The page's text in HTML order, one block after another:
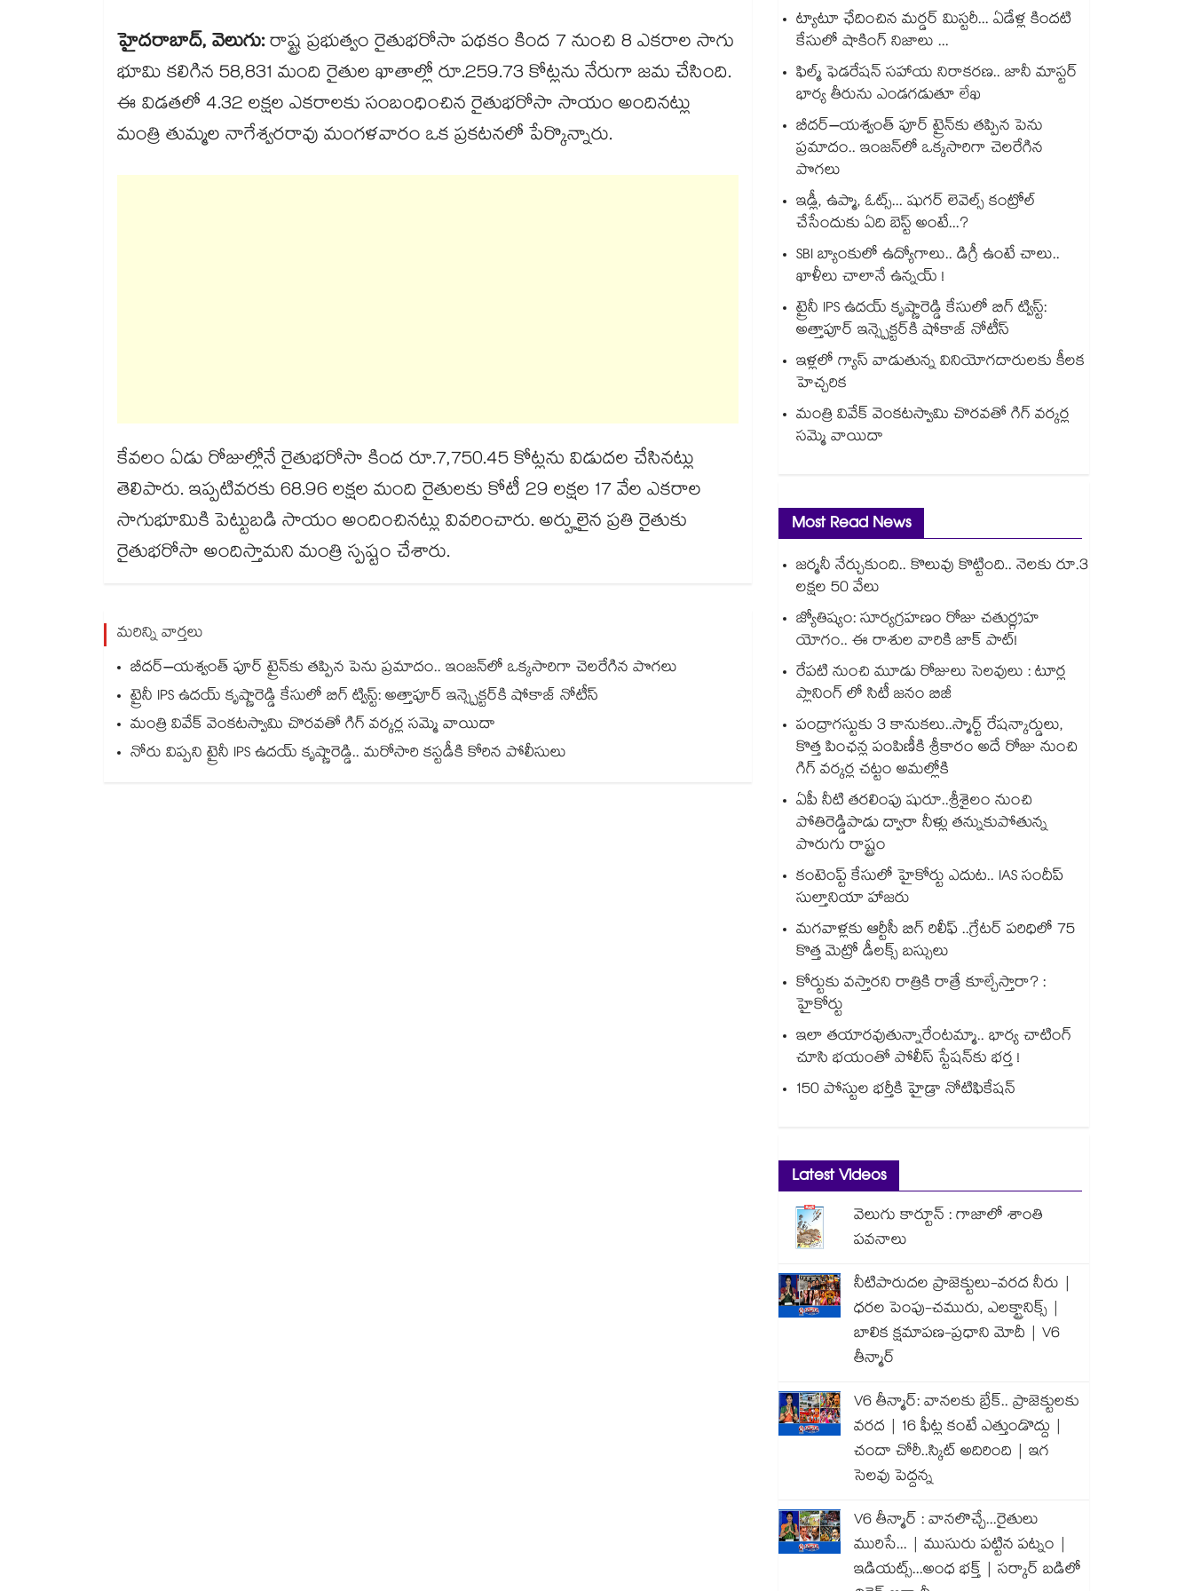
హైదరాబాద్, వెలుగు:రాష్ట్ర ప్రభుత్వం రైతుభరోసా పథకం కింద 7 నుంచి 8 ఎకరాల సాగు
భూమి కలిగిన 58,831 మంది రైతుల ఖాతాల్లో రూ.259.73 కోట్లను నేరుగా జమ చేసింది.
ఈ విడతలో 4.32 లక్షల ఎకరాలకు సంబంధించిన రైతుభరోసా సాయం అందినట్లు
మంత్రి తుమ్మల నాగేశ్వరరావు మంగళవారం ఒక ప్రకటనలో పేర్కొన్నారు.
కేవలం ఏడు రోజుల్లోనే రైతుభరోసా కింద రూ.7,750.45 కోట్లను విడుదల చేసినట్లు
తెలిపారు. ఇప్పటివరకు 68.96 లక్షల మంది రైతులకు కోటీ 29 లక్షల 17 వేల ఎకరాల
సాగుభూమికి పెట్టుబడి సాయం అందించినట్లు వివరించారు. అర్హులైన ప్రతి రైతుకు
రైతుభరోసా అందిస్తామని మంత్రి స్పష్టం చేశారు.
మరిన్ని వార్తలు
బీదర్–యశ్వంత్ పూర్ ట్రైన్‎కు తప్పిన పెను ప్రమాదం.. ఇంజన్‎లో ఒక్కసారిగా చెలరేగిన పొగలు
ట్రైనీ IPS ఉదయ్ కృష్ణారెడ్డి కేసులో బిగ్ ట్విస్ట్: అత్తాపూర్ ఇన్స్పెక్టర్‎కి షోకాజ్ నోటీస్
మంత్రి వివేక్ వెంకటస్వామి చొరవతో గిగ్ వర్కర్ల సమ్మె వాయిదా
నోరు విప్పని ట్రైనీ IPS ఉదయ్ కృష్ణారెడ్డి.. మరోసారి కస్టడీకి కోరిన పోలీసులు
ట్యాటూ ఛేదించిన మర్డర్ మిస్టరీ... ఏడేళ్ల కిందటి
కేసులో షాకింగ్ నిజాలు ...
ఫిల్మ్ ఫెడరేషన్ సహాయ నిరాకరణ.. జానీ మాస్టర్
భార్య తీరును ఎండగడుతూ లేఖ
బీదర్–యశ్వంత్ పూర్ ట్రైన్‎కు తప్పిన పెను
ప్రమాదం.. ఇంజన్‎లో ఒక్కసారిగా చెలరేగిన
పొగలు
ఇడ్లీ, ఉప్మా, ఓట్స్... షుగర్ లెవెల్స్ కంట్రోల్
చేసేందుకు ఏది బెస్ట్ అంటే...?
SBI బ్యాంకులో ఉద్యోగాలు.. డిగ్రీ ఉంటే చాలు..
ఖాళీలు చాలానే ఉన్నయ్ !
ట్రైనీ IPS ఉదయ్ కృష్ణారెడ్డి కేసులో బిగ్ ట్విస్ట్:
అత్తాపూర్ ఇన్స్పెక్టర్‎కి షోకాజ్ నోటీస్
ఇళ్లలో గ్యాస్ వాడుతున్న వినియోగదారులకు కీలక
హెచ్చరిక
మంత్రి వివేక్ వెంకటస్వామి చొరవతో గిగ్ వర్కర్ల
సమ్మె వాయిదా
Most Read News
జర్మనీ నేర్చుకుంది.. కొలువు కొట్టింది.. నెలకు రూ.3
లక్షల 50 వేలు
జ్యోతిష్యం: సూర్యగ్రహణం రోజు చతుర్గ్రహ
యోగం.. ఈ రాశుల వారికి జాక్ పాట్!
రేపటి నుంచి మూడు రోజులు సెలవులు : టూర్ల
ప్లానింగ్ లో సిటీ జనం బిజీ
పంద్రాగస్టుకు 3 కానుకలు..స్మార్ట్ రేషన్కార్డులు,
కొత్త పింఛన్ల పంపిణీకి శ్రీకారం అదే రోజు నుంచి
గిగ్ వర్కర్ల చట్టం అమల్లోకి
ఏపీ నీటి తరలింపు షురూ..శ్రీశైలం నుంచి
పోతిరెడ్డిపాడు ద్వారా నీళ్లు తన్నుకుపోతున్న
పొరుగు రాష్ట్రం
కంటెంప్ట్ కేసులో హైకోర్టు ఎదుట.. IAS సందీప్
సుల్తానియా హాజరు
మగవాళ్లకు ఆర్టీసీ బిగ్ రిలీఫ్ ..గ్రేటర్ పరిధిలో 75
కొత్త మెట్రో డీలక్స్ బస్సులు
కోర్టుకు వస్తారని రాత్రికి రాత్రే కూల్చేస్తారా? :
హైకోర్టు
ఇలా తయారవుతున్నారేంటమ్మా.. భార్య చాటింగ్
చూసి భయంతో పోలీస్ స్టేషన్⁫కు భర్త !
150 పోస్టుల భర్తీకి హైడ్రా నోటిఫికేషన్
Latest Videos
వెలుగు కార్టూన్ : గాజాలో శాంతి
పవనాలు
నీటిపారుదల ప్రాజెక్టులు-వరద నీరు |
ధరల పెంపు-చమురు, ఎలక్ట్రానిక్స్ |
బాలిక క్షమాపణ-ప్రధాని మోదీ | V6
తీన్మార్
V6 తీన్మార్: వానలకు బ్రేక్.. ప్రాజెక్టులకు
వరద | 16 ఫీట్ల కంటే ఎత్తుండొద్దు |
చందా చోరీ..స్కిట్ అదిరింది | ఇగ
సెలవు పెద్దన్న
V6 తీన్మార్ : వానలొచ్చే...రైతులు
మురిసే... | ముసురు పట్టిన పట్నం |
ఇడియట్స్...అంధ భక్త్ | సర్కార్ బడిలో